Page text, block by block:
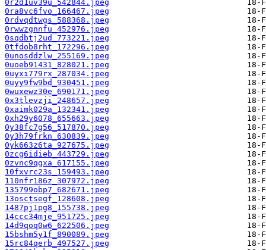
0r2d1uv39u_542844.jpeg
0ra8vc6fvo_166467.jpeg
0rdvqdtwgs_588368.jpeg
0rwwzgnnfu_452976.jpeg
0sqdbtj2ud_773221.jpeg
0tfdob8rht_172296.jpeg
0unosddzlw_255169.jpeg
0uoeb91431_828021.jpeg
0uyxi779rx_287034.jpeg
0uyy9fw9bd_930451.jpeg
0wuxewz30e_690171.jpeg
0x3tlevzji_248657.jpeg
0xaimk029a_132341.jpeg
0xh29y6078_655663.jpeg
0y38fc7g56_517870.jpeg
0y3h79frkn_630839.jpeg
0yk663z6ta_927675.jpeg
0zcg6idieb_443729.jpeg
0zvnc9qgxa_617155.jpeg
10fxvrc23s_159493.jpeg
110nfr186z_307972.jpeg
135799obp7_682671.jpeg
13osctsegf_128608.jpeg
1487pj1pg8_155738.jpeg
14ccc34mje_951725.jpeg
14d9qoq0w6_622506.jpeg
15bshm5y1f_890089.jpeg
15rc84qerb_497527.jpeg